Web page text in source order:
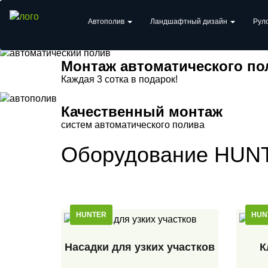
Автополив Ландшафтный дизайн
Укладка рулонного газона в
Монтаж автоматического
Каждая 3 сотка в подарок!
Качественный монтаж
систем автоматического полива
Оборудование
Насадки для узких участков
HUNTER